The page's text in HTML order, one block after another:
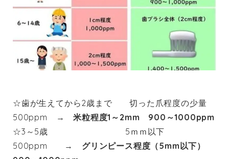
☆歯が生えてから2歳まで 切った爪程度の少量
500ppm →米粒程度1～2mm 900～1000ppm
☆3～5歳 5ｍｍ以下
500ppm → グリンピース程度（5mm以下）